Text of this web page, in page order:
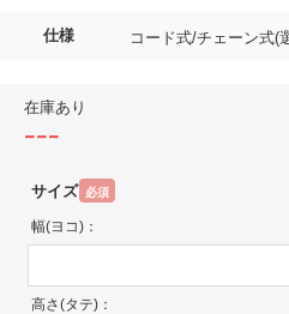
仕様 コード式/チェーン式(
在庫あり
---
サイズ 必須
幅(ヨコ)：
高さ(タテ)：